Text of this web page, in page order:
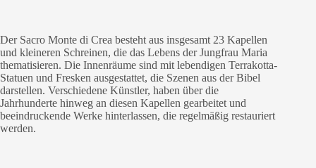
Der Sacro Monte di Crea besteht aus insgesamt 23 Kapellen
und kleineren Schreinen, die das Lebens der Jungfrau Maria
thematisieren. Die Innenräume sind mit lebendigen Terrakotta-
Statuen und Fresken ausgestattet, die Szenen aus der Bibel
darstellen. Verschiedene Künstler, haben über die
Jahrhunderte hinweg an diesen Kapellen gearbeitet und
beeindruckende Werke hinterlassen, die regelmäßig restauriert
werden.